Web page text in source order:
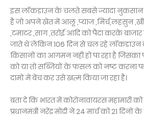
इस लॉकडाउन के चलते सबसे ज्यादा नुकसान
है जो अपने खेत में आलू ,प्याज ,मिर्च,लहसुन
,टमाटर ,साग ,तरोई आदि को पैदा करके
जाते थे लेकिन 106 दिन से चल रहे लॉकडाउन
किसानों का आगमन नही हो पा रहा है जिसका
को या तो सब्जियों के फसल को नष्ट करना
दामों में बेंच कर उसे खत्म किया जा रहा है।
बता दें कि भारत में कोरोनावायरस महामारी
प्रधानमंत्री नरेंद्र मोदी ने 24 मार्च को 21